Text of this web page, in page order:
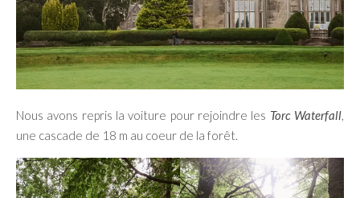
Nous avons repris la voiture pour rejoindre les Torc Waterfall,
une cascade de 18 m au coeur de la forêt.